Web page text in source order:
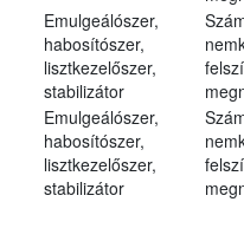
Emulgeálószer,
habosítószer,
lisztkezelőszer,
stabilizátor
Emulgeálószer,
habosítószer,
lisztkezelőszer,
stabilizátor